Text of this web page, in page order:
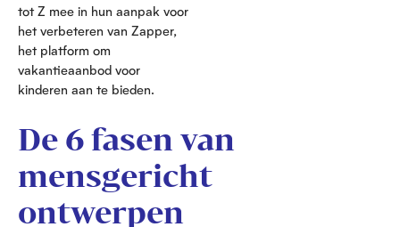
tot Z mee in hun aanpak voor
het verbeteren van Zapper,
het platform om
vakantieaanbod voor
kinderen aan te bieden.
De 6 fasen van
mensgericht
ontwerpen